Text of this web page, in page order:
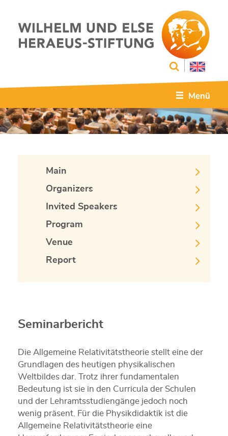
Menü
Main
Organizers
Invited Speakers
Program
Venue
Report
Seminarbericht
Die Allgemeine Relativitätstheorie stellt eine der
Grundlagen des heutigen physikalischen
Weltbildes dar. Trotz ihrer fundamentalen
Bedeutung ist sie in den Curricula der Schulen
und der Lehramtsstudiengänge jedoch noch
wenig präsent. Für die Physikdidaktik ist die
Allgemeine Relativitätstheorie eine